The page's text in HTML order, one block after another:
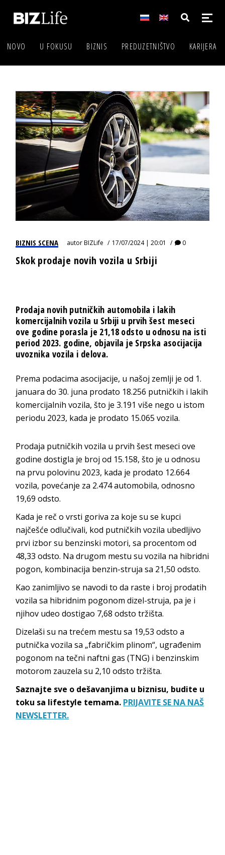
NOVO U FOKUSU BIZNIS PREDUZETNIŠTVO KARIJERA
BIZNIS SCENA autorBIZLife 17/07/2024 | 20:01 0
Skok prodaje novih vozila u Srbiji
Prodaja novih putničkih automobila i lakih
komercijalnih vozila u Srbiji u prvih šest meseci
ove godine porasla je 21,18 odsto u odnosu na isti
period 2023. godine, objavila je Srpska asocijacija
uvoznika vozila i delova.
Prema podacima asocijacije, u našoj zemlji je od 1.
januara do 30. juna prodato 18.256 putničkih i lakih
komercijalnih vozila, što je 3.191 više nego u istom
periodu 2023, kada je prodato 15.065 vozila.
Prodaja putničkih vozila u prvih šest meseci ove
godine dostigla je broj od 15.158, što je u odnosu
na prvu polovinu 2023, kada je prodato 12.664
vozila, povećanje za 2.474 automobila, odnosno
19,69 odsto.
Kada je reč o vrsti goriva za koje su se kupci
najčešće odlučivali, kod putničkih vozila ubedljivo
prvi izbor su benzinski motori, sa procentom od
48,33 odsto. Na drugom mestu su vozila na hibridni
pogon, kombinacija benzin-struja sa 21,50 odsto.
Kao zanimljivo se navodi to da raste i broj prodatih
vozila sa hibridnim pogonom dizel-struja, pa je i
njihov udeo dostigao 7,68 odsto tržišta.
Dizelaši su na trećem mestu sa 19,53 odsto a
putnička vozila sa „fabričkim plinom“, ugrađenim
pogonom na tečni naftni gas (TNG) i benzinskim
motorom zauzela su 2,10 odsto tržišta.
Saznajte sve o dešavanjima u biznisu, budite u
toku sa lifestyle temama. PRIJAVITE SE NA NAŠ
NEWSLETTER.